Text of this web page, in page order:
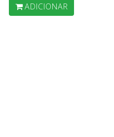
ADICIONAR